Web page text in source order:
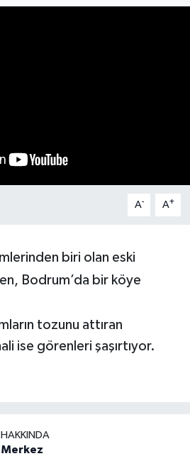
A- A+
biri olan eski
Bodrum’da bir köye
tozunu attıran
ise görenleri şaşırtıyor.
HAKKINDA
Merkez